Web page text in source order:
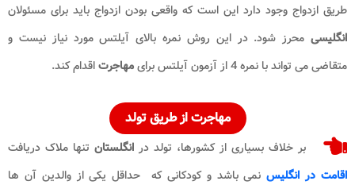
طریق ازدواج وجود دارد این است که واقعی بودن ازدواج باید برای مسئولان
انگلیسی محرز شود. در این روش نمره بالای آیلتس مورد نیاز نیست و
متقاضی می تواند با نمره 4 از آزمون آیلتس برای
مهاجرتاقدام کند.
مهاجرتاز طریق تولد
بر خلاف بسیاری از کشورها، تولد در انگلستان تنها ملاک دریافت
اقامت در انگلیسنمی باشد و کودکانی که حداقل یکی از والدین آن ها